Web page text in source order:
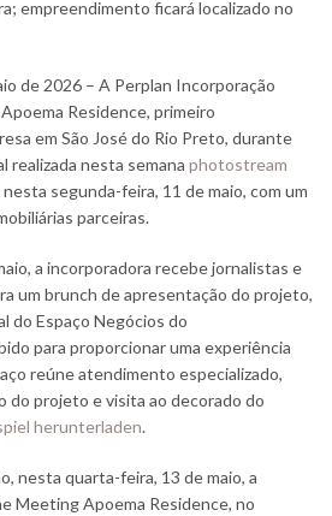
empreendimento ficará localizado no
de 2026 – A Perplan Incorporação
Residence, primeiro
em São José do Rio Preto, durante
realizada nesta semana photostream
segunda-feira, 11 de maio, com um
parceiras.
a incorporadora recebe jornalistas e
um brunch de apresentação do projeto,
do Espaço Negócios do
para proporcionar uma experiência
reúne atendimento especializado,
do projeto e visita ao decorado do
herunterladen.
nesta quarta-feira, 13 de maio, a
Meeting Apoema Residence, no